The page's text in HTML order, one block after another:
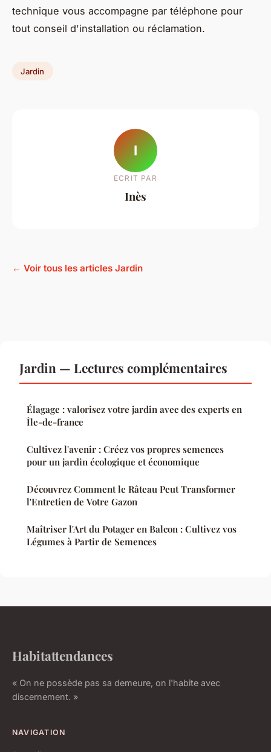
technique vous accompagne par téléphone pour
tout conseil d'installation ou réclamation.
Jardin
I
ECRIT PAR
Inès
← Voir tous les articles Jardin
Jardin — Lectures complémentaires
Élagage : valorisez votre jardin avec des experts en
Île-de-france
Cultivez l'avenir : Créez vos propres semences
pour un jardin écologique et économique
Découvrez Comment le Râteau Peut Transformer
l'Entretien de Votre Gazon
Maîtriser l'Art du Potager en Balcon : Cultivez vos
Légumes à Partir de Semences
Habitattendances
« On ne possède pas sa demeure, on l'habite avec
discernement. »
NAVIGATION